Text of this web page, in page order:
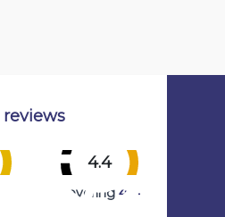
4.4
Levering 4.4